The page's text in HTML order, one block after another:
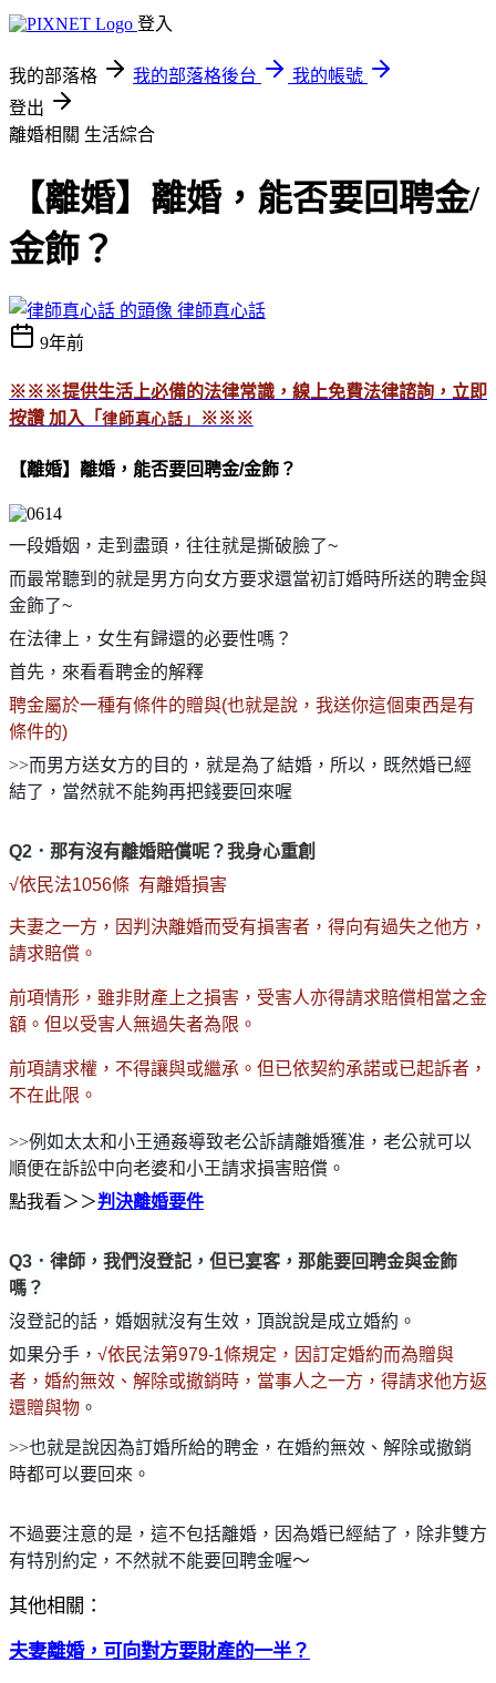
登入
我的部落格 我的部落格後台
我的帳號
登出
離婚相關 生活綜合
【離婚】離婚，能否要回聘金/
金飾？
律師真心話
9年前
※※※提供生活上必備的法律常識，線上免費法律諮詢，立即
按讚 加入「律師真心話」 ※※※
【離婚】離婚，能否要回聘金/金飾？
一段婚姻，走到盡頭，往往就是撕破臉了~
而最常聽到的就是男方向女方要求還當初訂婚時所送的聘金與
金飾了~
在法律上，女生有歸還的必要性嗎？
首先，來看看聘金的解釋
聘金屬於一種有條件的贈與(也就是說，我送你這個東西是有
條件的)
>>而男方送女方的目的，就是為了結婚，所以，既然婚已經
結了，當然就不能夠再把錢要回來喔
Q2． 那有沒有離婚賠償呢？我身心重創
√依民法1056條 有離婚損害
夫妻之一方，因判決離婚而受有損害者，得向有過失之他方，
請求賠償。
前項情形，雖非財產上之損害，受害人亦得請求賠償相當之金
額。但以受害人無過失者為限。
前項請求權，不得讓與或繼承。但已依契約承諾或已起訴者，
不在此限。
>>例如太太和小王通姦導致老公訴請離婚獲准，老公就可以
順便在訴訟中向老婆和小王請求損害賠償。
點我看＞＞判決離婚要件
Q3． 律師，我們沒登記，但已宴客，那能要回聘金與金飾
嗎？
沒登記的話，婚姻就沒有生效，頂說說是成立婚約。
如果分手， √依民法第979-1條規定，因訂定婚約而為贈與
者，婚約無效、解除或撤銷時，當事人之一方，得請求他方返
還贈與物 。
>>也就是說因為訂婚所給的聘金，在婚約無效、解除或撤銷
時都可以要回來。
不過要注意的是，這不包括離婚，因為婚已經結了，除非雙方
有特別約定，不然就不能要回聘金喔～
其他相關：
夫妻離婚，可向對方要財產的一半？